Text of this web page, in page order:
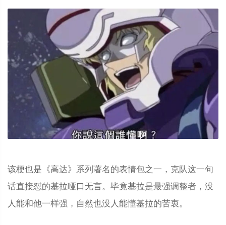
该梗也是《高达》系列著名的表情包之一，克队这一句
话直接怼的基拉哑口无言。毕竟基拉是最强调整者，没
人能和他一样强，自然也没人能懂基拉的苦衷。